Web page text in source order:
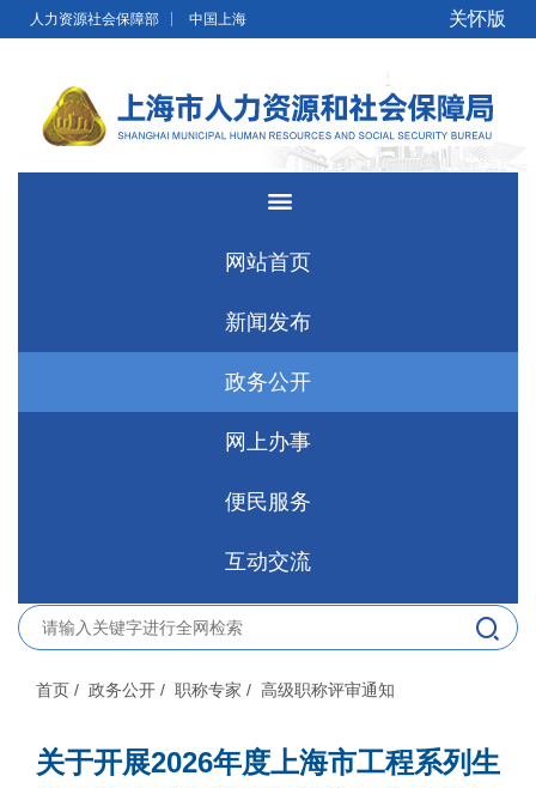
无障碍操作说明 跳转到网站导航区
人力资源社会保障部 中国上海 关怀版
网站首页
新闻发布
政务公开
网上办事
便民服务
互动交流
首页 / 政务公开 / 职称专家 / 高级职称评审通知
关于开展2026年度上海市工程系列生